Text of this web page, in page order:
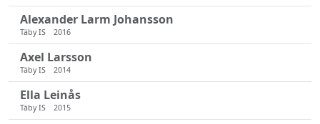
Alexander Larm Johansson
Täby IS 2016
Axel Larsson
Täby IS 2014
Ella Leinås
Täby IS 2015